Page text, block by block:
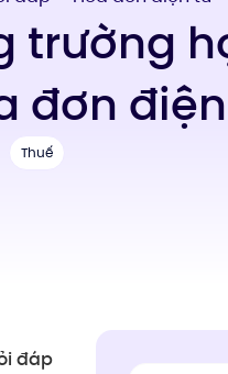
trường
đơn
Thuế
đáp